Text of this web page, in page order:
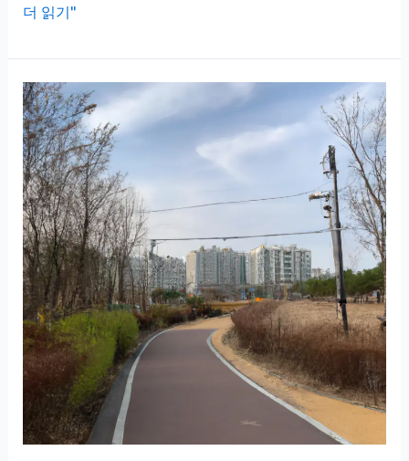
스
텀
블
러
보
관
법,
악
취
없
이
오
래
사
용
하
는
더 읽기"